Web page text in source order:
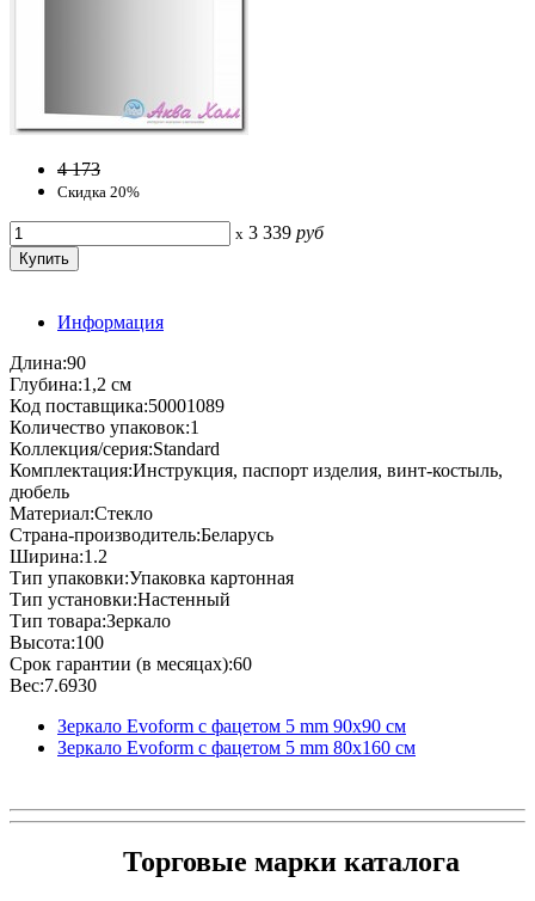
4 173
Скидка 20%
x 3 339 руб
Информация
Длина:90
Глубина:1,2 см
Код поставщика:50001089
Количество упаковок:1
Коллекция/серия:Standard
Комплектация:Инструкция, паспорт изделия, винт-костыль,
дюбель
Материал:Стекло
Страна-производитель:Беларусь
Ширина:1.2
Тип упаковки:Упаковка картонная
Тип установки:Настенный
Тип товара:Зеркало
Высота:100
Срок гарантии (в месяцах):60
Вес:7.6930
Зеркало Evoform с фацетом 5 mm 90х90 см
Зеркало Evoform с фацетом 5 mm 80х160 см
Торговые марки каталога